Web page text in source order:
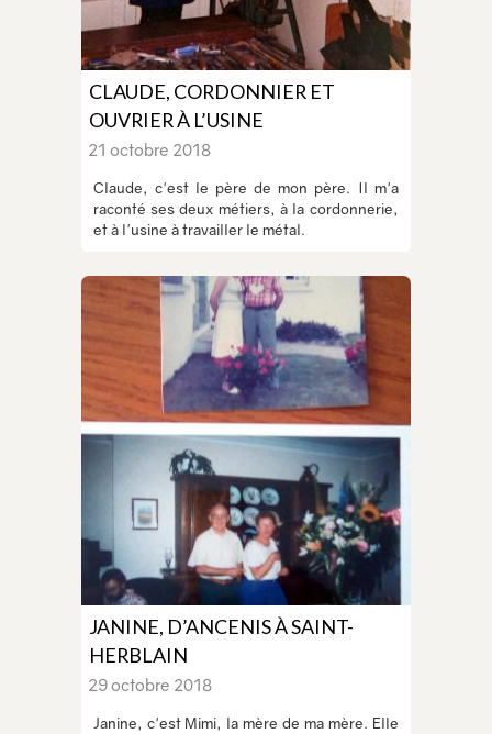
CLAUDE, CORDONNIER ET
OUVRIER À L’USINE
21 octobre 2018
Claude, c'est le père de mon père. Il m'a
raconté ses deux métiers, à la cordonnerie,
et à l'usine à travailler le métal.
JANINE, D’ANCENIS À SAINT-
HERBLAIN
29 octobre 2018
Janine, c'est Mimi, la mère de ma mère. Elle